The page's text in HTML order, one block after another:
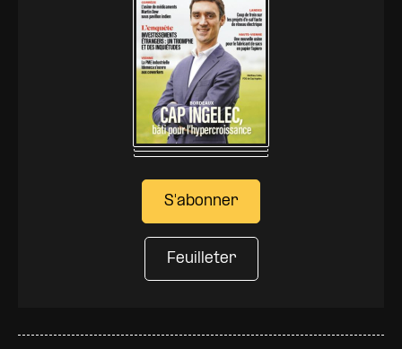
S'abonner
Feuilleter